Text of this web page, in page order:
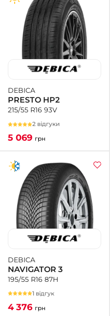
DEBICA
PRESTO HP2
215/55 R16 93V
2 відгуки
5 069 грн
DEBICA
NAVIGATOR 3
195/55 R16 87H
1 відгук
4 376 грн